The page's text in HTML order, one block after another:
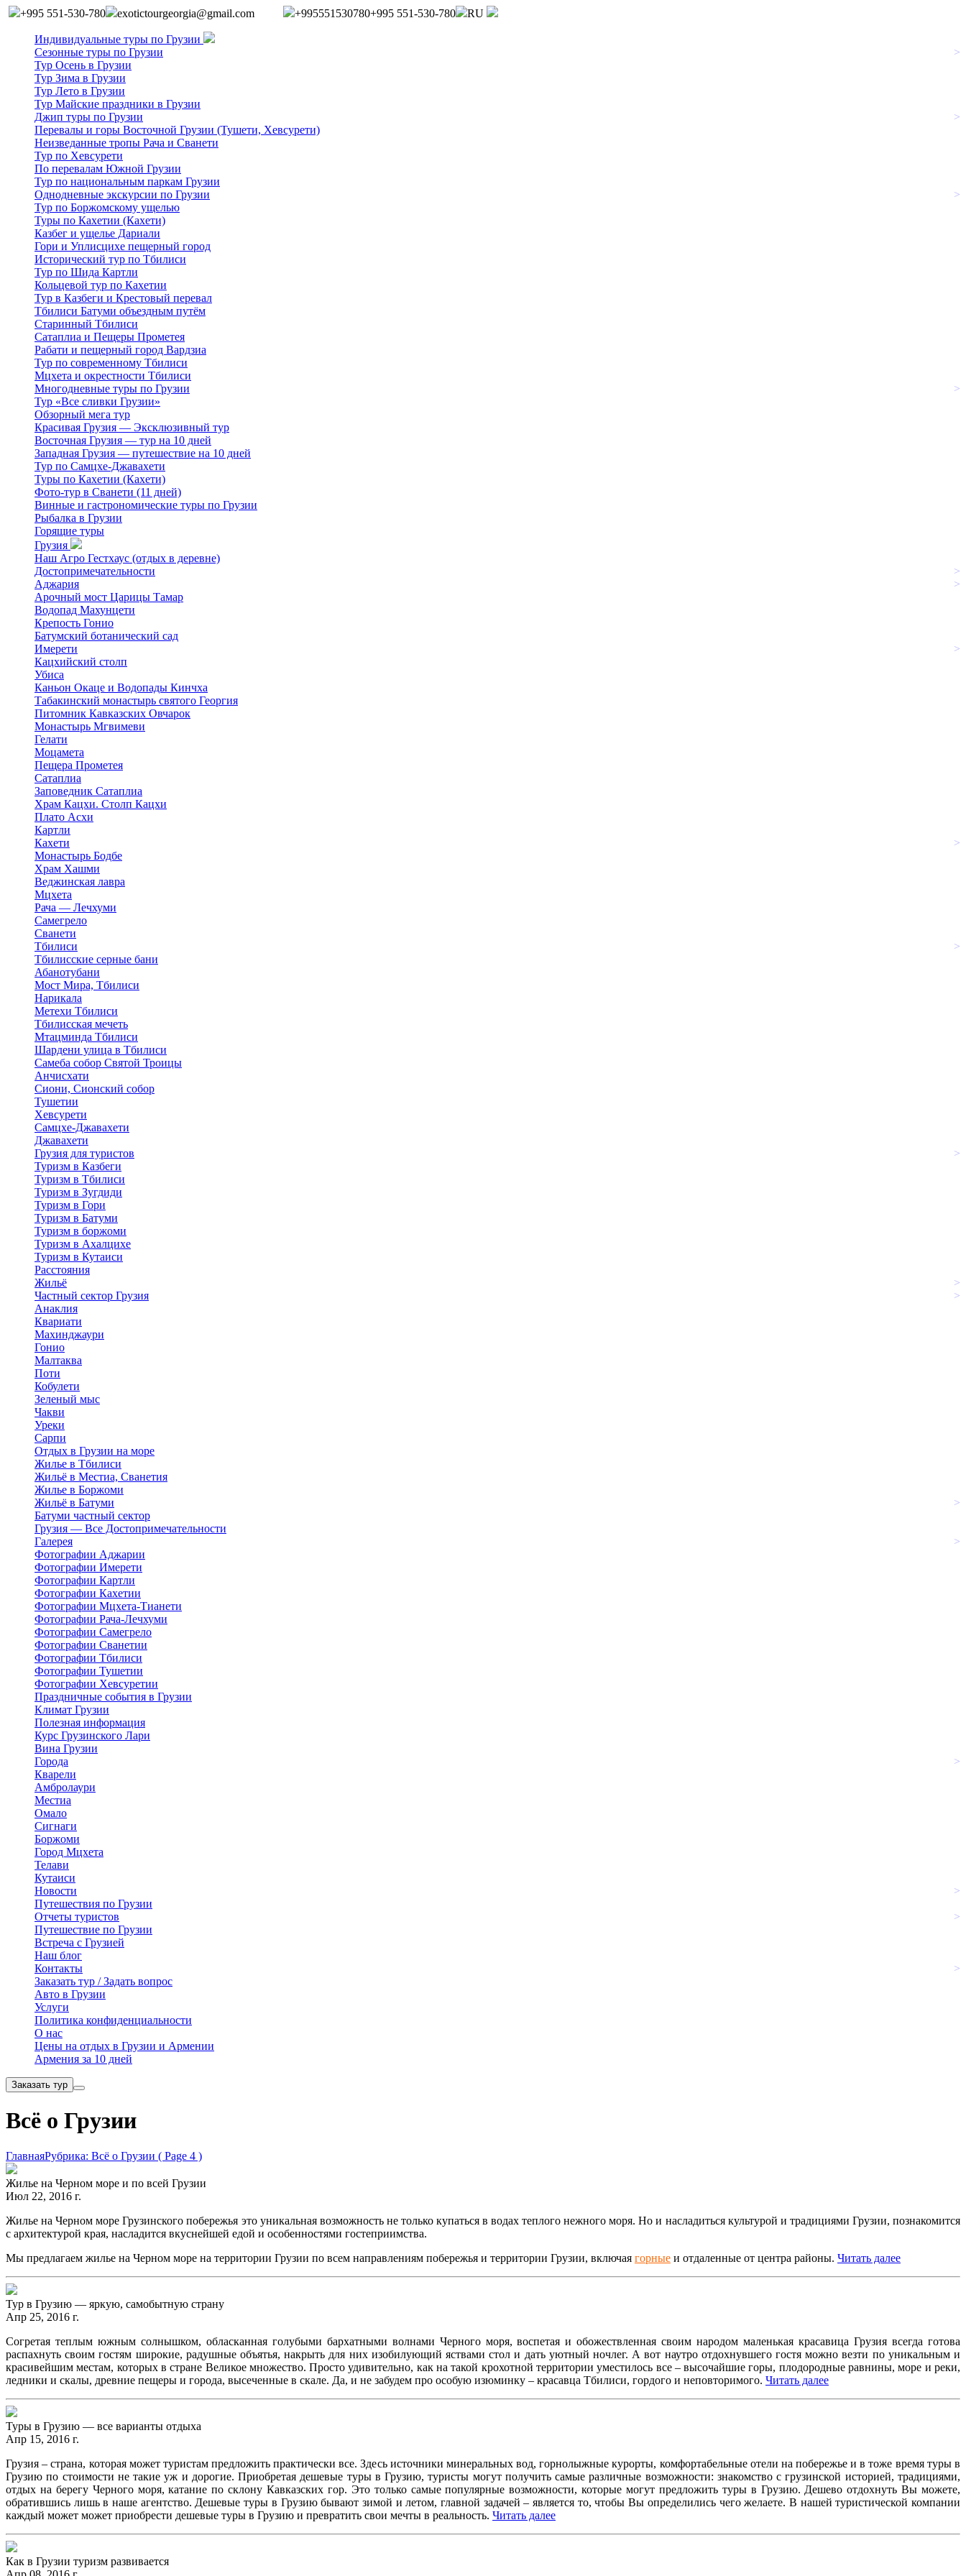
+995 551-530-780 exotictourgeorgia@gmail.com +995551530780+995 551-530-780 RU
Индивидуальные туры по Грузии
Сезонные туры по Грузии
>
Тур Осень в Грузии
Тур Зима в Грузии
Тур Лето в Грузии
Тур Майские праздники в Грузии
Джип туры по Грузии
>
Перевалы и горы Восточной Грузии (Тушети, Хевсурети)
Неизведанные тропы Рача и Сванети
Тур по Хевсурети
По перевалам Южной Грузии
Тур по национальным паркам Грузии
Однодневные экскурсии по Грузии
>
Тур по Боржомскому ущелью
Туры по Кахетии (Кахети)
Казбег и ущелье Дариали
Гори и Уплисцихе пещерный город
Исторический тур по Тбилиси
Тур по Шида Картли
Кольцевой тур по Кахетии
Тур в Казбеги и Крестовый перевал
Тбилиси Батуми объездным путём
Старинный Тбилиси
Сатаплиа и Пещеры Прометея
Рабати и пещерный город Вардзиа
Тур по современному Тбилиси
Мцхета и окрестности Тбилиси
Многодневные туры по Грузии
>
Тур «Все сливки Грузии»
Обзорный мега тур
Красивая Грузия — Эксклюзивный тур
Восточная Грузия — тур на 10 дней
Западная Грузия — путешествие на 10 дней
Тур по Самцхе-Джавахети
Туры по Кахетии (Кахети)
Фото-тур в Сванети (11 дней)
Винные и гастрономические туры по Грузии
Рыбалка в Грузии
Горящие туры
Грузия
Наш Агро Гестхаус (отдых в деревне)
Достопримечательности
>
Аджария
>
Арочный мост Царицы Тамар
Водопад Махунцети
Крепость Гонио
Батумский ботанический сад
Имерети
>
Кацхийский столп
Убиса
Каньон Окаце и Водопады Кинчха
Табакинский монастырь святого Георгия
Питомник Кавказских Овчарок
Монастырь Мгвимеви
Гелати
Моцамета
Пещера Прометея
Сатаплиа
Заповедник Сатаплиа
Храм Кацхи. Столп Кацхи
Плато Асхи
Картли
Кахети
>
Монастырь Бодбе
Храм Хашми
Веджинская лавра
Мцхета
Рача — Лечхуми
Самегрело
Сванети
Тбилиси
>
Тбилисские серные бани
Абанотубани
Мост Мира, Тбилиси
Нарикала
Метехи Тбилиси
Тбилисская мечеть
Мтацминда Тбилиси
Шардени улица в Тбилиси
Самеба собор Святой Троицы
Анчисхати
Сиони, Сионский собор
Тушетии
Хевсурети
Самцхе-Джавахети
Джавахети
Грузия для туристов
>
Туризм в Казбеги
Туризм в Тбилиси
Туризм в Зугдиди
Туризм в Гори
Туризм в Батуми
Туризм в боржоми
Туризм в Ахалцихе
Туризм в Кутаиси
Расстояния
Жильё
>
Частный сектор Грузия
>
Анаклия
Квариати
Махинджаури
Гонио
Малтаква
Поти
Кобулети
Зеленый мыс
Чакви
Уреки
Сарпи
Отдых в Грузии на море
Жилье в Тбилиси
Жильё в Местиа, Сванетия
Жилье в Боржоми
Жильё в Батуми
>
Батуми частный сектор
Грузия — Все Достопримечательности
Галерея
>
Фотографии Аджарии
Фотографии Имерети
Фотографии Картли
Фотографии Кахетии
Фотографии Мцхета-Тианети
Фотографии Рача-Лечхуми
Фотографии Самегрело
Фотографии Сванетии
Фотографии Тбилиси
Фотографии Тушетии
Фотографии Хевсуретии
Праздничные события в Грузии
Климат Грузии
Полезная информация
Курс Грузинского Лари
Вина Грузии
Города
>
Кварели
Амбролаури
Местиа
Омало
Сигнаги
Боржоми
Город Мцхета
Телави
Кутаиси
Новости
>
Путешествия по Грузии
Отчеты туристов
>
Путешествие по Грузии
Встреча с Грузией
Наш блог
Контакты
>
Заказать тур / Задать вопрос
Авто в Грузии
Услуги
Политика конфиденциальности
О нас
Цены на отдых в Грузии и Армении
Армения за 10 дней
Заказать тур
Всё о Грузии
ГлавнаяРубрика: Всё о Грузии ( Page 4 )
Жилье на Черном море и по всей Грузии
Июл 22, 2016 г.
Жилье на Черном море Грузинского побережья это уникальная возможность не только купаться в водах теплого нежного моря. Но и насладиться культурой и традициями Грузии, познакомится
с архитектурой края, насладится вкуснейшей едой и особенностями гостеприимства.
Мы предлагаем жилье на Черном море на территории Грузии по всем направлениям побережья и территории Грузии, включая горные и отдаленные от центра районы. Читать далее
Тур в Грузию — яркую, самобытную страну
Апр 25, 2016 г.
Согретая теплым южным солнышком, обласканная голубыми бархатными волнами Черного моря, воспетая и обожествленная своим народом маленькая красавица Грузия всегда готова
распахнуть своим гостям широкие, радушные объятья, накрыть для них изобилующий яствами стол и дать уютный ночлег. А вот наутро отдохнувшего гостя можно везти по уникальным и
красивейшим местам, которых в стране Великое множество. Просто удивительно, как на такой крохотной территории уместилось все – высочайшие горы, плодородные равнины, море и реки,
ледники и скалы, древние пещеры и города, высеченные в скале. Да, и не забудем про особую изюминку – красавца Тбилиси, гордого и неповторимого. Читать далее
Туры в Грузию — все варианты отдыха
Апр 15, 2016 г.
Грузия – страна, которая может туристам предложить практически все. Здесь источники минеральных вод, горнолыжные курорты, комфортабельные отели на побережье и в тоже время туры в
Грузию по стоимости не такие уж и дорогие. Приобретая дешевые туры в Грузию, туристы могут получить самые различные возможности: знакомство с грузинской историей, традициями,
отдых на берегу Черного моря, катание по склону Кавказских гор. Это только самые популярные возможности, которые могут предложить туры в Грузию. Дешево отдохнуть Вы можете,
обратившись лишь в наше агентство. Дешевые туры в Грузию бывают зимой и летом, главной задачей – является то, чтобы Вы определились чего желаете. В нашей туристической компании
каждый может может приобрести дешевые туры в Грузию и превратить свои мечты в реальность. Читать далее
Как в Грузии туризм развивается